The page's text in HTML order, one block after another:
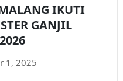
IKUTI
GANJIL
1, 2025